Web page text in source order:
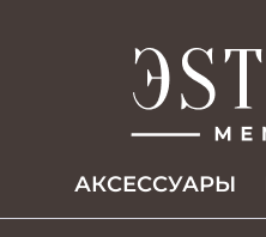
АКCЕССУАРЫ